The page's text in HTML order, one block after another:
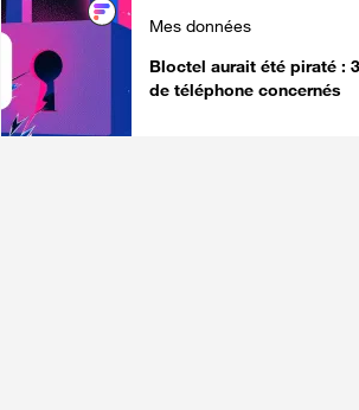
Mes données
Bloctel aurait été piraté :
de téléphone concernés